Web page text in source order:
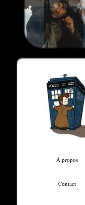
À propos
Contact